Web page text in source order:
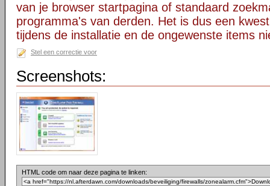
van je browser startpagina of standaard
programma's van derden. Het is dus een
tijdens de installatie en de ongewenste items
Stel een correctie voor
Screenshots:
HTML code om naar deze pagina te linken: